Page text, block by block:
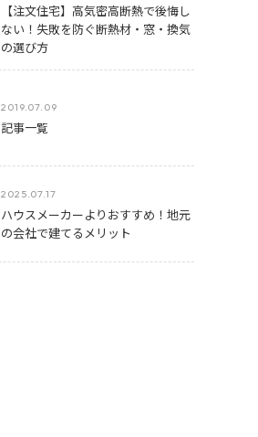
【注文住宅】高気密高断熱で後悔し
ない！失敗を防ぐ断熱材・窓・換気
の選び方
2019.07.09
記事一覧
2025.07.17
ハウスメーカーよりおすすめ！地元
の会社で建てるメリット